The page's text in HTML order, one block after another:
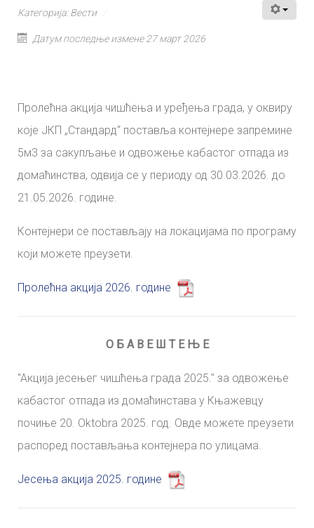
Категорија:Вести
Датум последње измене 27 март 2026
Пролећна акција чишћења и уређења града, у оквиру
које ЈКП „Стандард“ поставља контејнере запремине
5м3 за сакупљање и одвожење кабастог отпада из
домаћинства, одвија се у периоду од 30.03.2026. до
21.05.2026. године.
Контејнери се постављају на локацијама по програму
који можете преузети.
Пролећна акција 2026. године
О Б А В Е Ш Т Е Њ Е
"Aкција јесењег чишћења града 2025." за одвожење
кабастог отпада из домаћинстава у Књажевцу
почиње 20. Oktobra 2025. год. Овде можете преузети
распоред постављања контејнера по улицама.
Јесења акција 2025. године